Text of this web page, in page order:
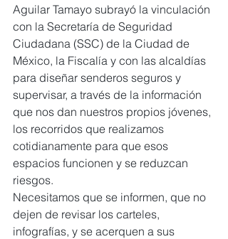
Aguilar Tamayo subrayó la vinculación
con la Secretaría de Seguridad
Ciudadana (SSC) de la Ciudad de
México, la Fiscalía y con las alcaldías
para diseñar senderos seguros y
supervisar, a través de la información
que nos dan nuestros propios jóvenes,
los recorridos que realizamos
cotidianamente para que esos
espacios funcionen y se reduzcan
riesgos.
Necesitamos que se informen, que no
dejen de revisar los carteles,
infografías, y se acerquen a sus